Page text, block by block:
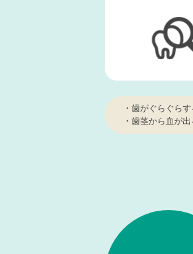
・歯がぐらぐらす
・歯茎から血が出